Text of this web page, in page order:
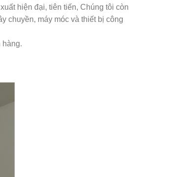
hiện đại, tiên tiến, Chúng tôi còn
chuyền, máy móc và thiết bị công
hàng.